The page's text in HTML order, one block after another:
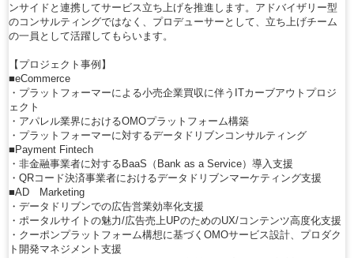
ンサイドと連携してサービス立ち上げを推進します。アドバイザリー型
のコンサルティングではなく、プロデューサーとして、立ち上げチーム
の一員として活躍してもらいます。
【プロジェクト事例】
■eCommerce
・プラットフォーマーによる小売企業買収に伴うITカーブアウトプロジ
ェクト
・アパレル業界におけるOMOプラットフォーム構築
・プラットフォーマーに対するデータドリブンコンサルティング
■Payment Fintech
・非金融事業者に対するBaaS（Bank as a Service）導入支援
・QRコード決済事業者におけるデータドリブンマーケティング支援
■AD Marketing
・データドリブンでの広告営業効率化支援
・ポータルサイトの魅力/広告売上UPのためのUX/コンテンツ高度化支援
・クーポンプラットフォーム構想に基づくOMOサービス設計、プロダク
ト開発マネジメント支援